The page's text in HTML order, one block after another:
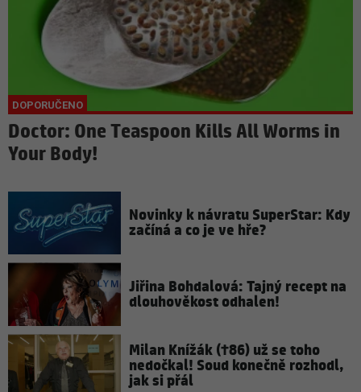
Doctor: One Teaspoon Kills All Worms in
Your Body!
Novinky k návratu SuperStar: Kdy
začíná a co je ve hře?
Jiřina Bohdalová: Tajný recept na
dlouhověkost odhalen!
Milan Knížák (†86) už se toho
nedočkal! Soud konečně rozhodl,
jak si přál